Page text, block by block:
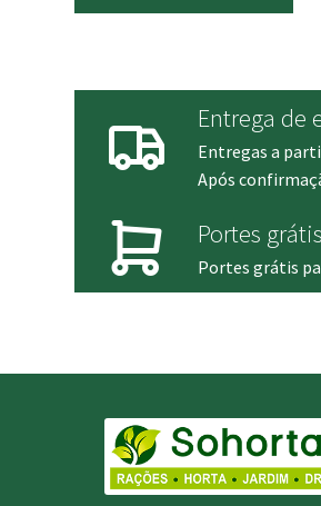
original
atual
Entrega de
Entregas a
Após
Portes grátis
Portes grátis